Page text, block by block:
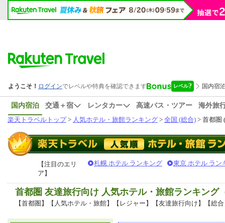
国内宿泊 交通＋宿 レンタカー 高速バス・ツアー
海外旅
楽天トラベルトップ> 人気ホテル・旅館ランキング > 全国 (総合) > 首都圏
【注目のエリ
ア】
札幌 ホテル ランキング 東京 ホテル ラン
首都圏 友達旅行向け 人気ホテル・旅館ランキング
【首都圏】【人気ホテル・旅館】【レジャー】【友達旅行向け】【総